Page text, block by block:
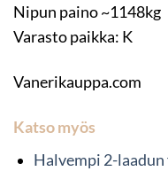
Nipun paino ~1148kg
Varasto paikka: K
Vanerikauppa.com
Katso myös
Halvempi 2-